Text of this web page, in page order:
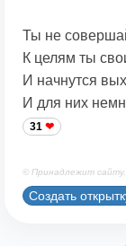
Ты не
К целям ты
И начнутся
И для них
31
© Принадлежит
Создать